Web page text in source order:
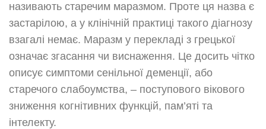
називають старечим маразмом. Проте ця назва є
застарілою, а у клінічній практиці такого діагнозу
взагалі немає. Маразм у перекладі з грецької
означає згасання чи виснаження. Це досить чітко
описує симптоми сенільної деменції, або
старечого слабоумства, – поступового вікового
зниження когнітивних функцій, пам’яті та
інтелекту.